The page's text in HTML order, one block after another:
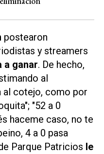
postearon
y streamers
a ganar. De hecho,
al
al cotejo, como por
"52 a 0
haceme caso, no te
4 a 0 pasa
Parque Patricios le